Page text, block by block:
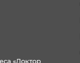
«Доктор